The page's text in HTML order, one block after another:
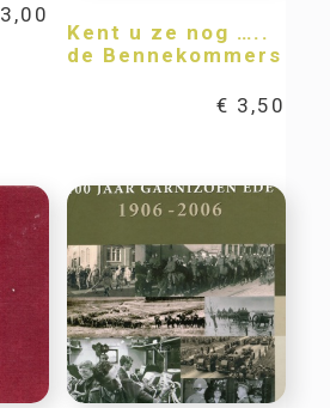
3,00
Kent u ze nog …..
de Bennekommers
€ 3,50